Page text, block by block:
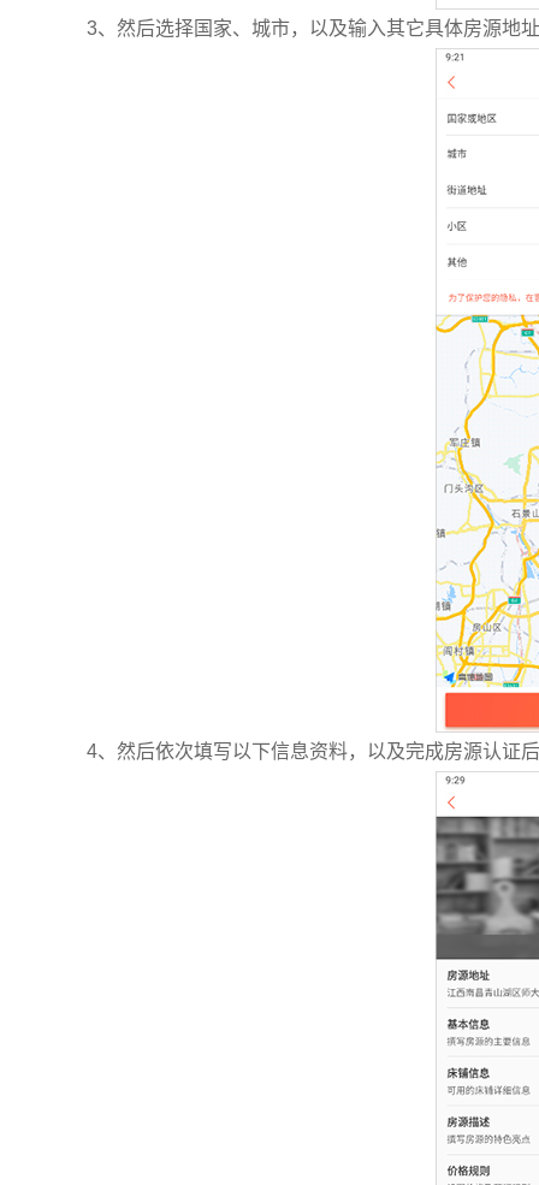
3、然后选择国家、城市，以及输入其它具体房源地
4、然后依次填写以下信息资料，以及完成房源认证